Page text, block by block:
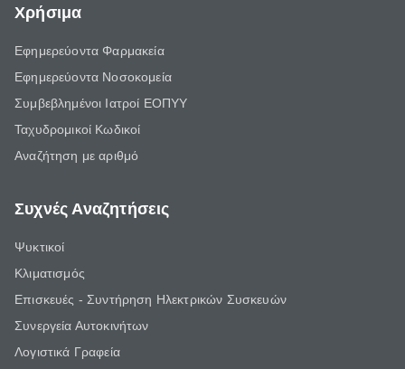
Χρήσιμα
Εφημερεύοντα Φαρμακεία
Εφημερεύοντα Νοσοκομεία
Συμβεβλημένοι Ιατροί ΕΟΠΥΥ
Ταχυδρομικοί Κωδικοί
Αναζήτηση με αριθμό
Συχνές Αναζητήσεις
Ψυκτικοί
Κλιματισμός
Επισκευές - Συντήρηση Ηλεκτρικών Συσκευών
Συνεργεία Αυτοκινήτων
Λογιστικά Γραφεία